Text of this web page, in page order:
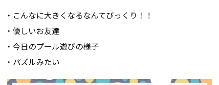
・こんなに大きくなるなんてびっくり！！
・優しいお友達
・今日のプール遊びの様子
・パズルみたい